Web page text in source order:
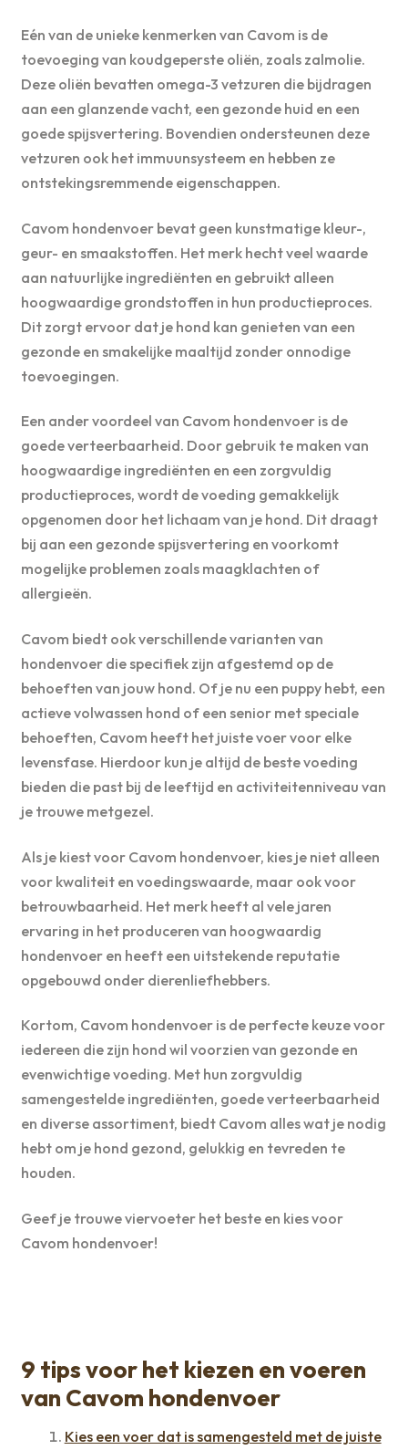
Eén van de unieke kenmerken van Cavom is de
toevoeging van koudgeperste oliën, zoals zalmolie.
Deze oliën bevatten omega-3 vetzuren die bijdragen
aan een glanzende vacht, een gezonde huid en een
goede spijsvertering. Bovendien ondersteunen deze
vetzuren ook het immuunsysteem en hebben ze
ontstekingsremmende eigenschappen.
Cavom hondenvoer bevat geen kunstmatige kleur-,
geur- en smaakstoffen. Het merk hecht veel waarde
aan natuurlijke ingrediënten en gebruikt alleen
hoogwaardige grondstoffen in hun productieproces.
Dit zorgt ervoor dat je hond kan genieten van een
gezonde en smakelijke maaltijd zonder onnodige
toevoegingen.
Een ander voordeel van Cavom hondenvoer is de
goede verteerbaarheid. Door gebruik te maken van
hoogwaardige ingrediënten en een zorgvuldig
productieproces, wordt de voeding gemakkelijk
opgenomen door het lichaam van je hond. Dit draagt
bij aan een gezonde spijsvertering en voorkomt
mogelijke problemen zoals maagklachten of
allergieën.
Cavom biedt ook verschillende varianten van
hondenvoer die specifiek zijn afgestemd op de
behoeften van jouw hond. Of je nu een puppy hebt, een
actieve volwassen hond of een senior met speciale
behoeften, Cavom heeft het juiste voer voor elke
levensfase. Hierdoor kun je altijd de beste voeding
bieden die past bij de leeftijd en activiteitenniveau van
je trouwe metgezel.
Als je kiest voor Cavom hondenvoer, kies je niet alleen
voor kwaliteit en voedingswaarde, maar ook voor
betrouwbaarheid. Het merk heeft al vele jaren
ervaring in het produceren van hoogwaardig
hondenvoer en heeft een uitstekende reputatie
opgebouwd onder dierenliefhebbers.
Kortom, Cavom hondenvoer is de perfecte keuze voor
iedereen die zijn hond wil voorzien van gezonde en
evenwichtige voeding. Met hun zorgvuldig
samengestelde ingrediënten, goede verteerbaarheid
en diverse assortiment, biedt Cavom alles wat je nodig
hebt om je hond gezond, gelukkig en tevreden te
houden.
Geef je trouwe viervoeter het beste en kies voor
Cavom hondenvoer!
9 tips voor het kiezen en voeren
van Cavom hondenvoer
Kies een voer dat is samengesteld met de juiste